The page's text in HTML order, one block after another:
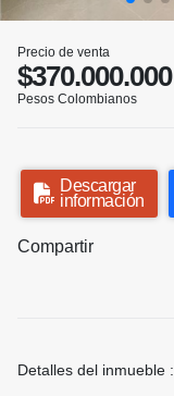
Precio de venta
$370.000.000
Pesos Colombianos
Descargar
información
Compartir
Detalles del inmueble :